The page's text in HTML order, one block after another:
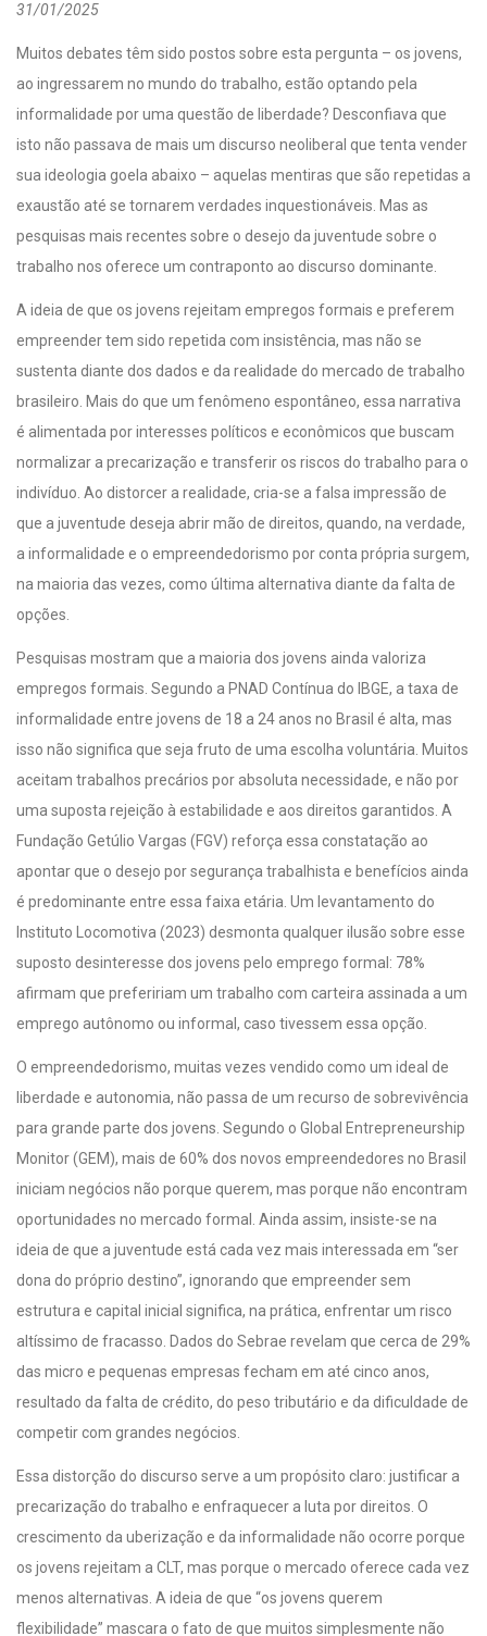
31/01/2025
Muitos debates têm sido postos sobre esta pergunta – os jovens,
ao ingressarem no mundo do trabalho, estão optando pela
informalidade por uma questão de liberdade? Desconfiava que
isto não passava de mais um discurso neoliberal que tenta vender
sua ideologia goela abaixo – aquelas mentiras que são repetidas a
exaustão até se tornarem verdades inquestionáveis. Mas as
pesquisas mais recentes sobre o desejo da juventude sobre o
trabalho nos oferece um contraponto ao discurso dominante.
A ideia de que os jovens rejeitam empregos formais e preferem
empreender tem sido repetida com insistência, mas não se
sustenta diante dos dados e da realidade do mercado de trabalho
brasileiro. Mais do que um fenômeno espontâneo, essa narrativa
é alimentada por interesses políticos e econômicos que buscam
normalizar a precarização e transferir os riscos do trabalho para o
indivíduo. Ao distorcer a realidade, cria-se a falsa impressão de
que a juventude deseja abrir mão de direitos, quando, na verdade,
a informalidade e o empreendedorismo por conta própria surgem,
na maioria das vezes, como última alternativa diante da falta de
opções.
Pesquisas mostram que a maioria dos jovens ainda valoriza
empregos formais. Segundo a PNAD Contínua do IBGE, a taxa de
informalidade entre jovens de 18 a 24 anos no Brasil é alta, mas
isso não significa que seja fruto de uma escolha voluntária. Muitos
aceitam trabalhos precários por absoluta necessidade, e não por
uma suposta rejeição à estabilidade e aos direitos garantidos. A
Fundação Getúlio Vargas (FGV) reforça essa constatação ao
apontar que o desejo por segurança trabalhista e benefícios ainda
é predominante entre essa faixa etária. Um levantamento do
Instituto Locomotiva (2023) desmonta qualquer ilusão sobre esse
suposto desinteresse dos jovens pelo emprego formal: 78%
afirmam que prefeririam um trabalho com carteira assinada a um
emprego autônomo ou informal, caso tivessem essa opção.
O empreendedorismo, muitas vezes vendido como um ideal de
liberdade e autonomia, não passa de um recurso de sobrevivência
para grande parte dos jovens. Segundo o Global Entrepreneurship
Monitor (GEM), mais de 60% dos novos empreendedores no Brasil
iniciam negócios não porque querem, mas porque não encontram
oportunidades no mercado formal. Ainda assim, insiste-se na
ideia de que a juventude está cada vez mais interessada em “ser
dona do próprio destino”, ignorando que empreender sem
estrutura e capital inicial significa, na prática, enfrentar um risco
altíssimo de fracasso. Dados do Sebrae revelam que cerca de 29%
das micro e pequenas empresas fecham em até cinco anos,
resultado da falta de crédito, do peso tributário e da dificuldade de
competir com grandes negócios.
Essa distorção do discurso serve a um propósito claro: justificar a
precarização do trabalho e enfraquecer a luta por direitos. O
crescimento da uberização e da informalidade não ocorre porque
os jovens rejeitam a CLT, mas porque o mercado oferece cada vez
menos alternativas. A ideia de que “os jovens querem
flexibilidade” mascara o fato de que muitos simplesmente não